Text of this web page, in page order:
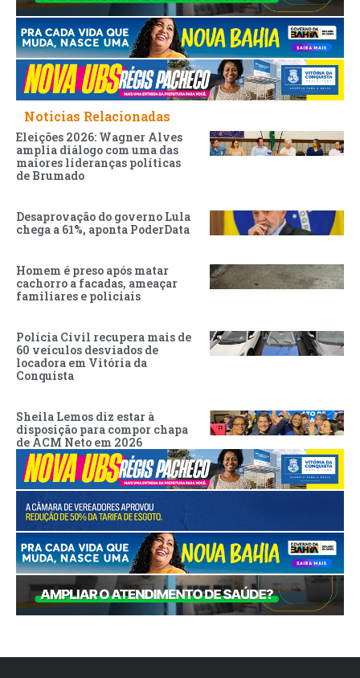
Noticias Relacionadas
Eleições 2026: Wagner Alves
amplia diálogo com uma das
maiores lideranças políticas
de Brumado
Desaprovação do governo Lula
chega a 61%, aponta PoderData
Homem é preso após matar
cachorro a facadas, ameaçar
familiares e policiais
Polícia Civil recupera mais de
60 veículos desviados de
locadora em Vitória da
Conquista
Sheila Lemos diz estar à
disposição para compor chapa
de ACM Neto em 2026